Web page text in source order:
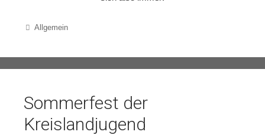
Categories
Allgemein
Sommerfest der
Kreislandjugend